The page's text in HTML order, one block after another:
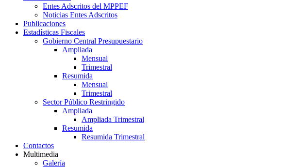
Entes Adscritos del MPPEF
Noticias Entes Adscritos
Publicaciones
Estadísticas Fiscales
Gobierno Central Presupuestario
Ampliada
Mensual
Trimestral
Resumida
Mensual
Trimestral
Sector Público Restringido
Ampliada
Ampliada Trimestral
Resumida
Resumida Trimestral
Contactos
Multimedia
Galería